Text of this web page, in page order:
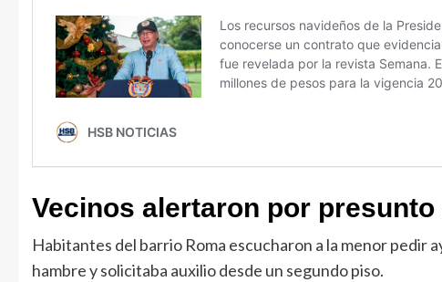
Vecinos alertaron por presunto
Habitantes del barrio Roma escucharon a la menor pedir
hambre y solicitaba auxilio desde un segundo piso.